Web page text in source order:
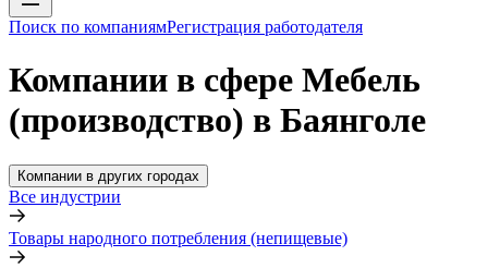
Поиск по компаниямРегистрация работодателя
Компании в сфере Мебель
(производство) в Баянголе
Компании в других городах
Все индустрии
Товары народного потребления (непищевые)